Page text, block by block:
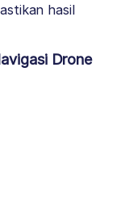
hasil
Drone